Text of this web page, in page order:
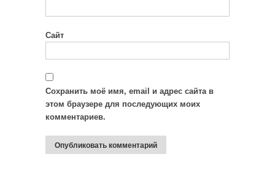
Сайт
Сохранить моё имя, email и адрес сайта в
этом браузере для последующих моих
комментариев.